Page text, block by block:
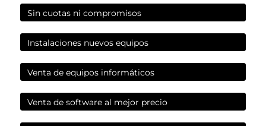
Sin cuotas ni compromisos
Instalaciones nuevos equipos
Venta de equipos informáticos
Venta de software al mejor precio